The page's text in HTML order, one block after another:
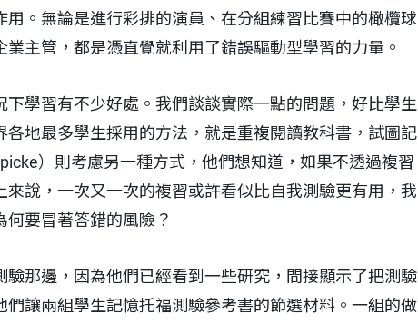
。無論是進行彩排的演員、在分組練習比賽中的橄欖球
主管，都是憑直覺就利用了錯誤驅動型學習的力量。
學習有不少好處。我們談談實際一點的問題，好比學生
地最多學生採用的方法，就是重複閱讀教科書，試圖記
）則考慮另一種方式，他們想知道，如果不透過複習
說，一次又一次的複習或許看似比自我測驗更有用，我
要冒著答錯的風險？
那邊，因為他們已經看到一些研究，間接顯示了把測驗
讓兩組學生記憶托福測驗參考書的節選材料。一組的做